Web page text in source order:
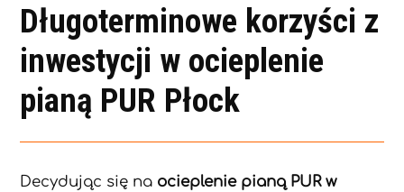
Długoterminowe korzyści z
inwestycji w ocieplenie
pianą PUR Płock
Decydując się na ocieplenie pianą PUR w